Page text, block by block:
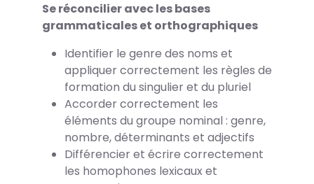
Se réconcilier avec les bases
grammaticales et orthographiques
Identifier le genre des noms et
appliquer correctement les règles de
formation du singulier et du pluriel
Accorder correctement les
éléments du groupe nominal : genre,
nombre, déterminants et adjectifs
Différencier et écrire correctement
les homophones lexicaux et